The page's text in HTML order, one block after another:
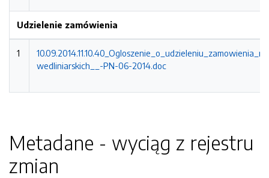
Udzielenie zamówienia
1
wedliniarskich__-PN-06-2014.doc
Metadane - wyciąg z rejestru
zmian